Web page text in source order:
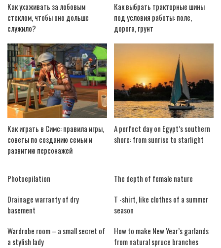
Как ухаживать за лобовым
стеклом, чтобы оно дольше
служило?
Как выбрать тракторные шины
под условия работы: поле,
дорога, грунт
Как играть в Симс: правила игры,
советы по созданию семьи и
развитию персонажей
A perfect day on Egypt’s southern
shore: from sunrise to starlight
Photoepilation
The depth of female nature
Drainage warranty of dry
basement
T -shirt, like clothes of a summer
season
Wardrobe room – a small secret of
a stylish lady
How to make New Year’s garlands
from natural spruce branches